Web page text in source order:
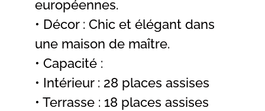
européennes.
• Décor : Chic et élégant dans
une maison de maître.
• Capacité :
• Intérieur : 28 places assises
• Terrasse : 18 places assises